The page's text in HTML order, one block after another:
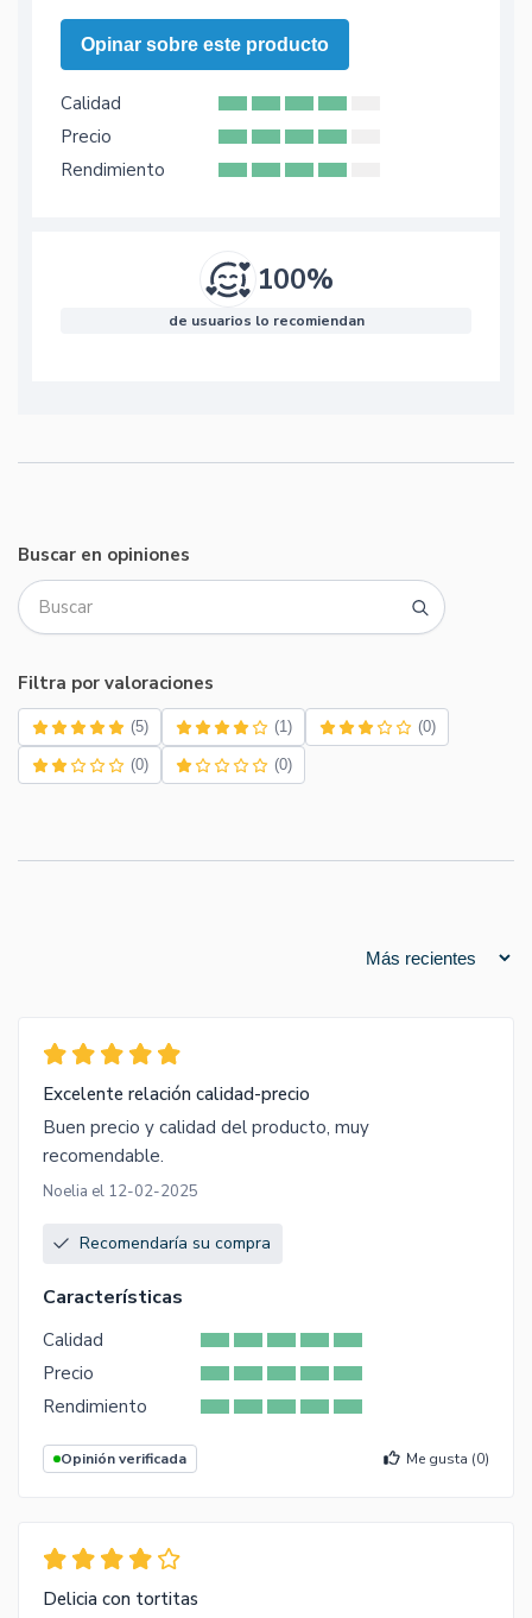
Opinar sobre este producto
Calidad
Precio
Rendimiento
100%
de usuarios lo recomiendan
Buscar en opiniones
Filtra por valoraciones
(5) (1) (0)
(0) (0)
Excelente relación calidad-precio
Buen precio y calidad del producto, muy
recomendable.
Noelia el 12-02-2025
Recomendaría su compra
Características
Calidad
Precio
Rendimiento
Opinión verificada Me gusta (0)
Delicia con tortitas